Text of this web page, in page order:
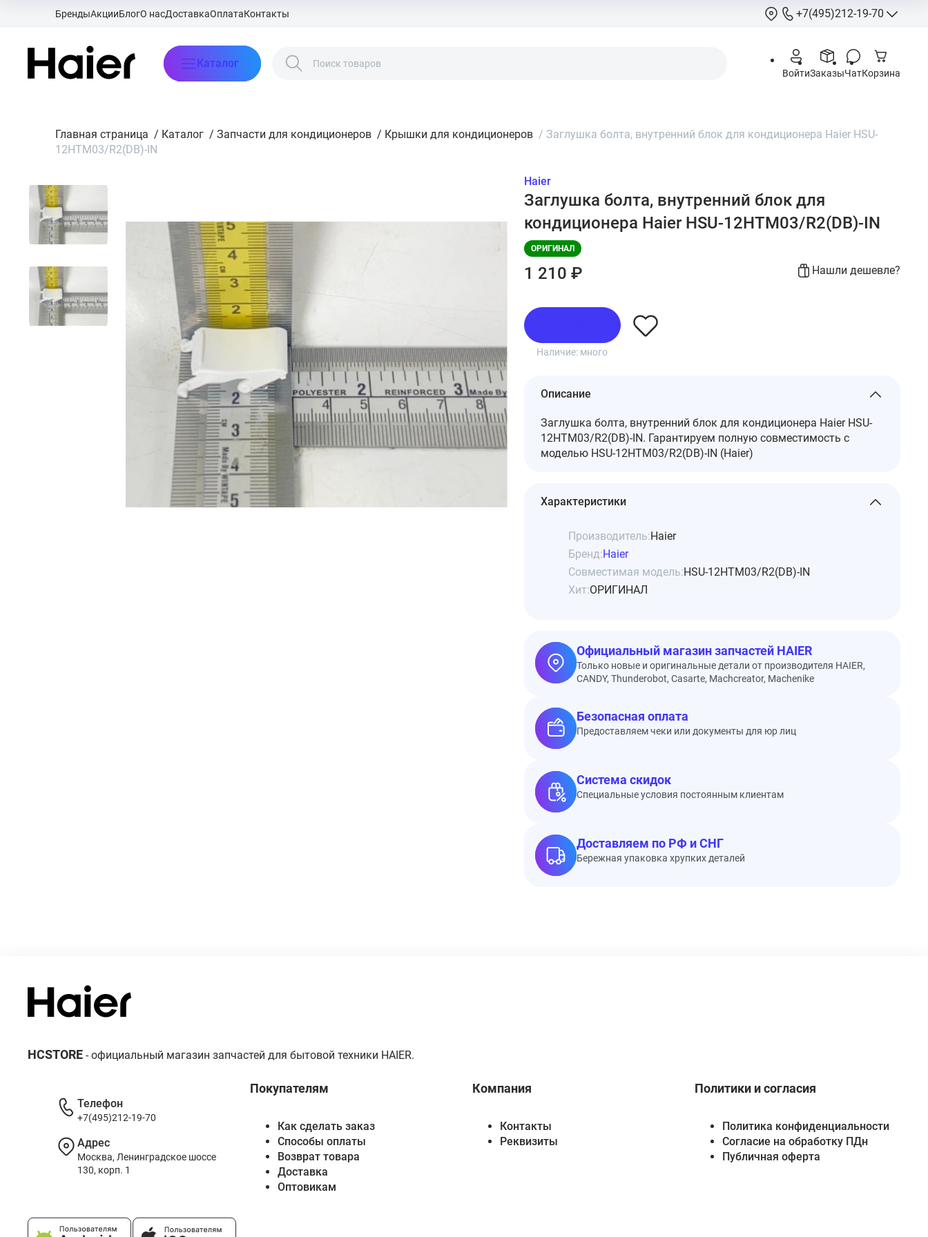
БрендыАкцииБлогО насДоставкаОплатаКонтакты +7(495)212-19-70
info@hcstore.ru
Выходные:
Каталог
ВойтиЗаказыЧатКорзина
Главная страница / Каталог / Запчасти для кондиционеров / Крышки для кондиционеров / Заглушка болта, внутренний блок для кондиционера Haier HSU-
12HTM03/R2(DB)-IN
Haier
Заглушка болта, внутренний блок для
кондиционера Haier HSU-12HTM03/R2(DB)-IN
ОРИГИНАЛ
1 210 ₽ Нашли дешевле?
Наличие: много
Описание
Заглушка болта, внутренний блок для кондиционера Haier HSU-
12HTM03/R2(DB)-IN. Гарантируем полную совместимость с
моделью HSU-12HTM03/R2(DB)-IN (Haier)
Характеристики
Производитель:Haier
Бренд:Haier
Совместимая модель:HSU-12HTM03/R2(DB)-IN
Хит:ОРИГИНАЛ
Официальный магазин запчастей HAIER
Только новые и оригинальные детали от производителя HAIER,
CANDY, Thunderobot, Casarte, Machcreator, Machenike
Безопасная оплата
Предоставляем чеки или документы для юр лиц
Система скидок
Специальные условия постоянным клиентам
Доставляем по РФ и СНГ
Бережная упаковка хрупких деталей
HCSTORE - официальный магазин запчастей для бытовой техники HAIER.
Покупателям
Как сделать заказ
Способы оплаты
Возврат товара
Доставка
Оптовикам
Компания
Контакты
Реквизиты
Политики и согласия
Политика конфиденциальности
Согласие на обработку ПДн
Публичная оферта
Телефон
+7(495)212-19-70
Адрес
Москва, Ленинградское шоссе
130, корп. 1